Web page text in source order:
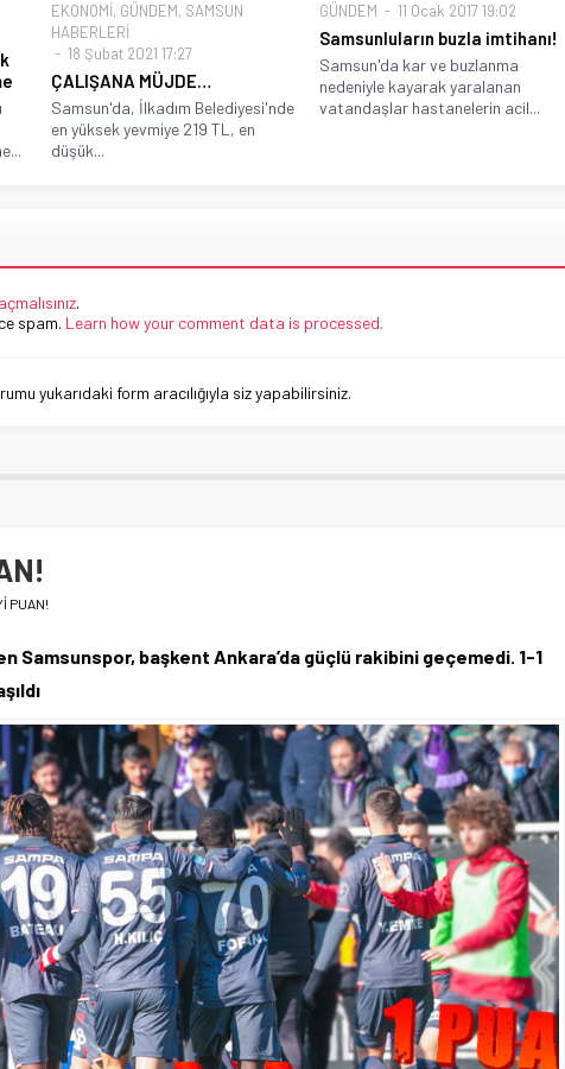
EKONOMİ, GÜNDEM, SAMSUN
HABERLERİ
18 Şubat 2021 17:27
ÇALIŞANA MÜJDE…
Samsun'da, İlkadım Belediyesi'nde
en yüksek yevmiye 219 TL, en
düşük...
GÜNDEM 11 Ocak 2017 19:02
Samsunluların buzla imtihanı!
Samsun'da kar ve buzlanma
nedeniyle kayarak yaralanan
vatandaşlar hastanelerin acil...
.
spam. Learn how your comment data is processed.
yukarıdaki form aracılığıyla siz yapabilirsiniz.
PUAN!
Samsunspor, başkent Ankara’da güçlü rakibini geçemedi. 1-1